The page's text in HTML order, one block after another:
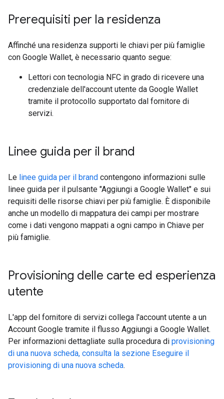
Prerequisiti per la residenza
Affinché una residenza supporti le chiavi per più famiglie
con Google Wallet, è necessario quanto segue:
Lettori con tecnologia NFC in grado di ricevere una
credenziale dell'account utente da Google Wallet
tramite il protocollo supportato dal fornitore di
servizi.
Linee guida per il brand
Le linee guida per il brand contengono informazioni sulle
linee guida per il pulsante "Aggiungi a Google Wallet" e sui
requisiti delle risorse chiavi per più famiglie. È disponibile
anche un modello di mappatura dei campi per mostrare
come i dati vengono mappati a ogni campo in Chiave per
più famiglie.
Provisioning delle carte ed esperienza
utente
L'app del fornitore di servizi collega l'account utente a un
Account Google tramite il flusso Aggiungi a Google Wallet.
Per informazioni dettagliate sulla procedura di provisioning
di una nuova scheda, consulta la sezione Eseguire il
provisioning di una nuova scheda.